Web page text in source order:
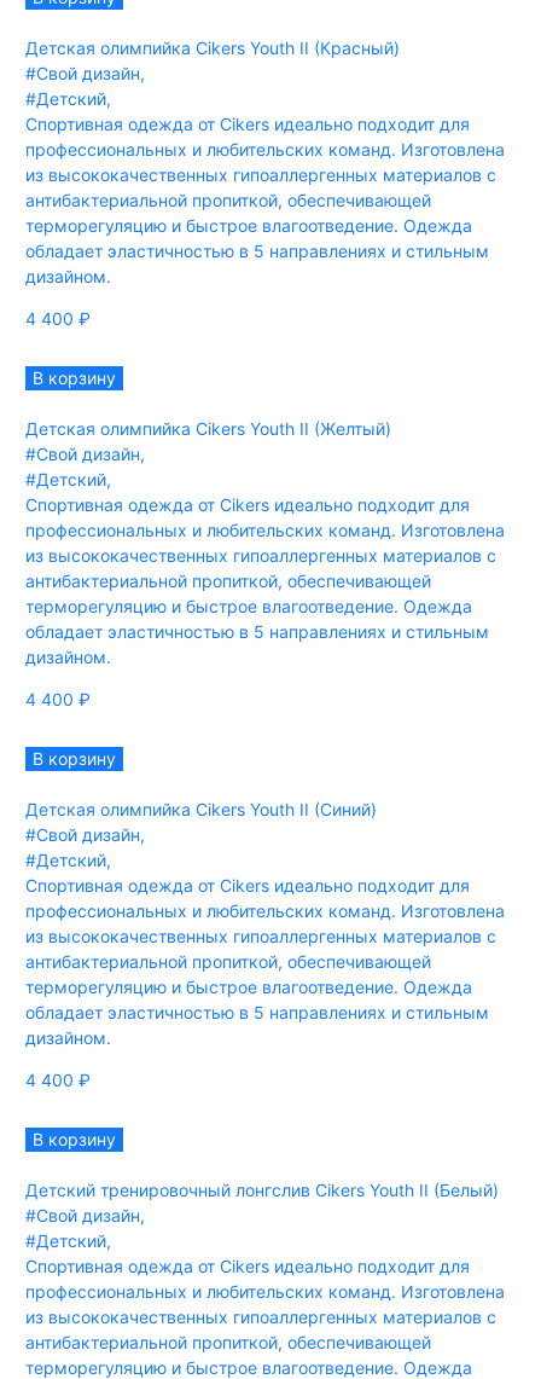
Детская олимпийка Cikers Youth II (Красный)
#Свой дизайн,
#Детский,
Спортивная одежда от Cikers идеально подходит для
профессиональных и любительских команд. Изготовлена
из высококачественных гипоаллергенных материалов с
антибактериальной пропиткой, обеспечивающей
терморегуляцию и быстрое влагоотведение. Одежда
обладает эластичностью в 5 направлениях и стильным
дизайном.
4 400 ₽
В корзину
Детская олимпийка Cikers Youth II (Желтый)
#Свой дизайн,
#Детский,
Спортивная одежда от Cikers идеально подходит для
профессиональных и любительских команд. Изготовлена
из высококачественных гипоаллергенных материалов с
антибактериальной пропиткой, обеспечивающей
терморегуляцию и быстрое влагоотведение. Одежда
обладает эластичностью в 5 направлениях и стильным
дизайном.
4 400 ₽
В корзину
Детская олимпийка Cikers Youth II (Синий)
#Свой дизайн,
#Детский,
Спортивная одежда от Cikers идеально подходит для
профессиональных и любительских команд. Изготовлена
из высококачественных гипоаллергенных материалов с
антибактериальной пропиткой, обеспечивающей
терморегуляцию и быстрое влагоотведение. Одежда
обладает эластичностью в 5 направлениях и стильным
дизайном.
4 400 ₽
В корзину
Детский тренировочный лонгслив Cikers Youth II (Белый)
#Свой дизайн,
#Детский,
Спортивная одежда от Cikers идеально подходит для
профессиональных и любительских команд. Изготовлена
из высококачественных гипоаллергенных материалов с
антибактериальной пропиткой, обеспечивающей
терморегуляцию и быстрое влагоотведение. Одежда